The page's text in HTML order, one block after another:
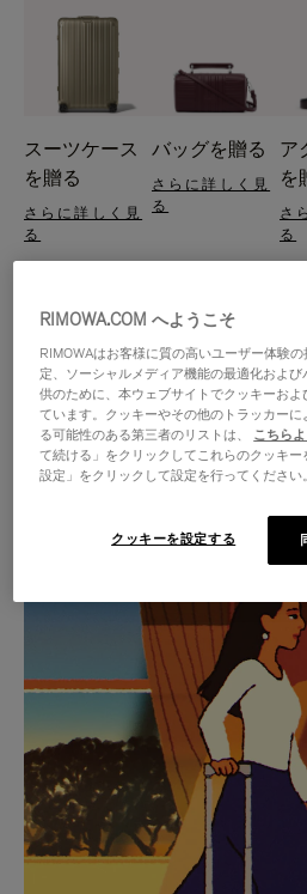
スーツケース
を贈る
さらに詳しく見
る
バッグを贈る
さらに詳しく見
る
ア
を
さ
る
IS
PLAYED,
PLEASE
PRESS
TO
PAUSE
IT
IS
MUTED,
PLEASE
PRESS
TO
UNMUTE
IT
厳選されたギフト
あらゆる旅に寄
パートナーを見
RIMOWA.COM へようこそ
RIMOWAはお客様に質の高いユーザー体験
定、ソーシャルメディア機能の最適化およ
供のために、本ウェブサイトでクッキーお
ています。クッキーやその他のトラッカー
る可能性のある第三者のリストは、 こちら
て続ける」をクリックしてこれらのクッキ
設定」をクリックして設定を行ってください。
クッキーを設定する